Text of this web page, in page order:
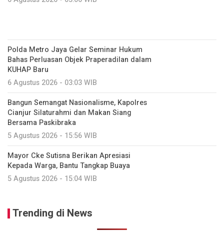
Polda Metro Jaya Gelar Seminar Hukum
Bahas Perluasan Objek Praperadilan dalam
KUHAP Baru
6 Agustus 2026 - 03:03 WIB
Bangun Semangat Nasionalisme, Kapolres
Cianjur Silaturahmi dan Makan Siang
Bersama Paskibraka
5 Agustus 2026 - 15:56 WIB
Mayor Cke Sutisna Berikan Apresiasi
Kepada Warga, Bantu Tangkap Buaya
5 Agustus 2026 - 15:04 WIB
Trending di News